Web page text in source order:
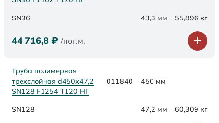
SN96 43,3 мм 55,896 кг
44 716,8 ₽ /пог.м.
Труба полимерная
трехслойная d450х47,2
SN128 F1254 Т120 НГ
011840 450 мм
SN128 47,2 мм 60,309 кг